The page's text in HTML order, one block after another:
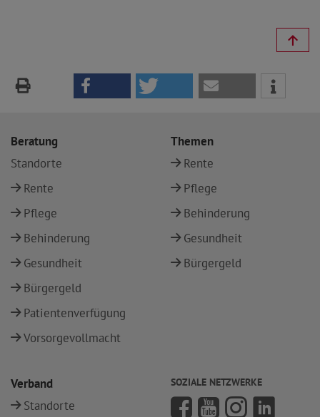
Beratung
Standorte
Rente
Pflege
Behinderung
Gesundheit
Bürgergeld
Patientenverfügung
Vorsorgevollmacht
Themen
Rente
Pflege
Behinderung
Gesundheit
Bürgergeld
Verband
Standorte
SOZIALE NETZWERKE